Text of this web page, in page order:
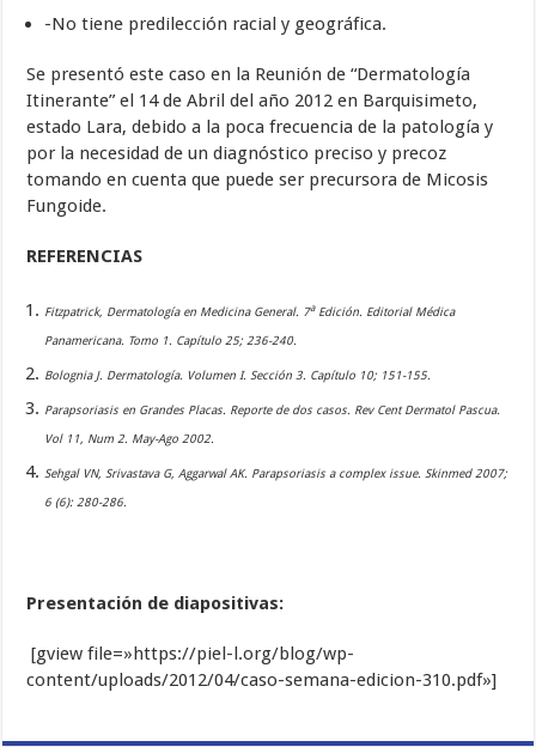
-No tiene predilección racial y geográfica.
Se presentó este caso en la Reunión de “Dermatología
Itinerante” el 14 de Abril del año 2012 en Barquisimeto,
estado Lara, debido a la poca frecuencia de la patología y
por la necesidad de un diagnóstico preciso y precoz
tomando en cuenta que puede ser precursora de Micosis
Fungoide.
REFERENCIAS
Fitzpatrick, Dermatología en Medicina General. 7aEdición. Editorial Médica
Panamericana. Tomo 1. Capítulo 25; 236-240.
Bolognia J. Dermatología. Volumen I. Sección 3. Capítulo 10; 151-155.
Parapsoriasis en Grandes Placas. Reporte de dos casos. Rev Cent Dermatol Pascua.
Vol 11, Num 2. May-Ago 2002.
Sehgal VN, Srivastava G, Aggarwal AK. Parapsoriasis a complex issue. Skinmed 2007;
6 (6): 280-286.
Presentación de diapositivas:
[gview file=»https://piel-l.org/blog/wp-
content/uploads/2012/04/caso-semana-edicion-310.pdf»]